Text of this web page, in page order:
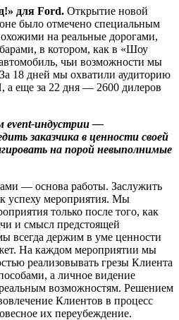
для Ford. Открытие новой
было отмечено специальным
на реальные дорогами,
в котором, как в «Шоу
чьи возможности мы
18 дней мы охватили аудиторию
а еще за 22 дня — 2600 дилеров
event-индустрии —
заказчика в ценности своей
на порой невыполнимые
— основа работы. Заслужить
успеху мероприятия. Мы
только после того, как
и смысл предстоящей
всегда держим в уме ценности
На каждом мероприятии мы
реализовывать грезы Клиента
а личное видение
реальным возможностям. Решением
Клиентов в процесс
их переубеждение.